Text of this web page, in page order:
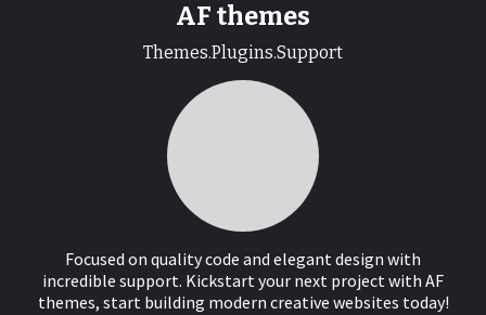
AF themes
Themes.Plugins.Support
Focused on quality code and elegant design with
incredible support. Kickstart your next project with AF
themes, start building modern creative websites today!